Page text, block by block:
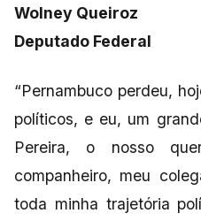
Wolney Queiroz
Deputado Federal
“Pernambuco perdeu,
políticos, e eu, um
Pereira, o nosso
companheiro, meu
toda minha trajetória